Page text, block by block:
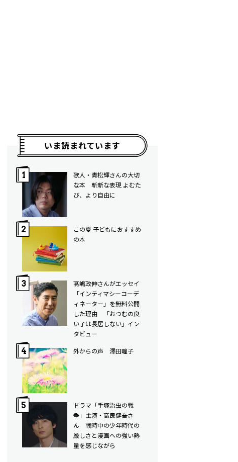
いま読まれています
歌人・青松輝さんの大切
な本 斬新な表現 よむた
び、より自由に
この夏 子どもにおすすめ
の本
髙嶋政伸さんがエッセイ
「インティマシーコーデ
ィネーター」を無料公開
した理由 「おつむの良
い子は長居しない」イン
タビュー
外からの声 澤田瞳子
ドラマ「手塚治虫の戦
争」主演・高良健吾さ
ん 戦時中の少年時代の
厳しさと漫画への強い熱
量を感じながら